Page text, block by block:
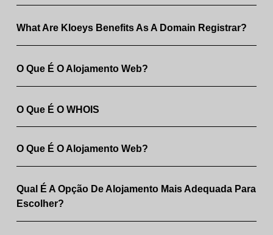
What Are Kloeys Benefits As A Domain Registrar?
O Que É O Alojamento Web?
O Que É O WHOIS
O Que É O Alojamento Web?
Qual É A Opção De Alojamento Mais Adequada Para
Escolher?